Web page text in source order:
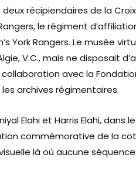
récipiendaires de la
le régiment
York Rangers. Le musée
V.C., mais ne disposait
avec la
archives régimentaires.
Elahi et Harris Elahi, dans
commémorative de la
là où aucune séquence